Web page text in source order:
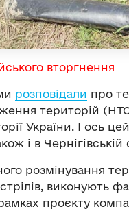
вторгнення
розповідали про
територій
України. І ось
і в Чернігівській
розмінування
виконують
проєкту